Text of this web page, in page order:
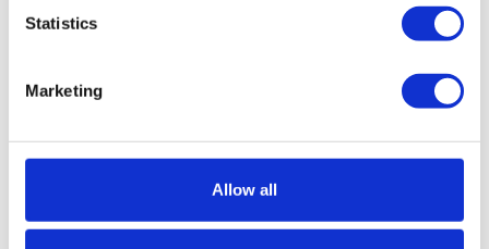
Statistics
Marketing
Allow all
dr Laavanya Damodaran
Psychiatra dzieci i młodzieży,
Birmingham Women's and Children's